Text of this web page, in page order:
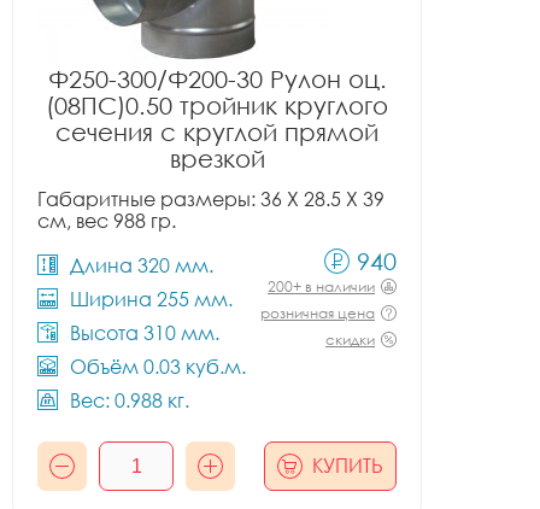
Ф250-300/Ф200-30 Рулон оц.
(08ПС)0.50 тройник круглого
сечения с круглой прямой
врезкой
Габаритные размеры: 36 X 28.5 X 39
см, вес 988 гр.
Длина 320 мм.
Ширина 255 мм.
Высота 310 мм.
Объём 0.03 куб.м.
Вес: 0.988 кг.
940
200+ в наличии
розничная цена
скидки
КУПИТЬ